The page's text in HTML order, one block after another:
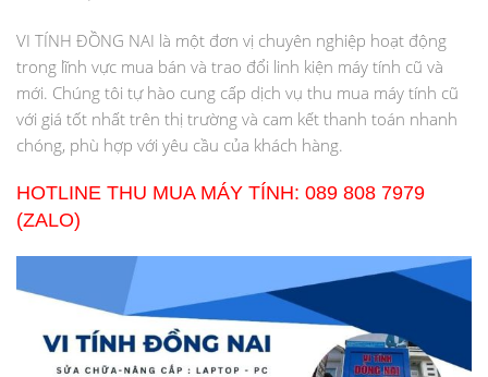
VI TÍNH ĐỒNG NAI là một đơn vị chuyên nghiệp hoạt động
trong lĩnh vực mua bán và trao đổi linh kiện máy tính cũ và
mới. Chúng tôi tự hào cung cấp dịch vụ thu mua máy tính cũ
với giá tốt nhất trên thị trường và cam kết thanh toán nhanh
chóng, phù hợp với yêu cầu của khách hàng.
HOTLINE THU MUA MÁY TÍNH: 089 808 7979
(ZALO)